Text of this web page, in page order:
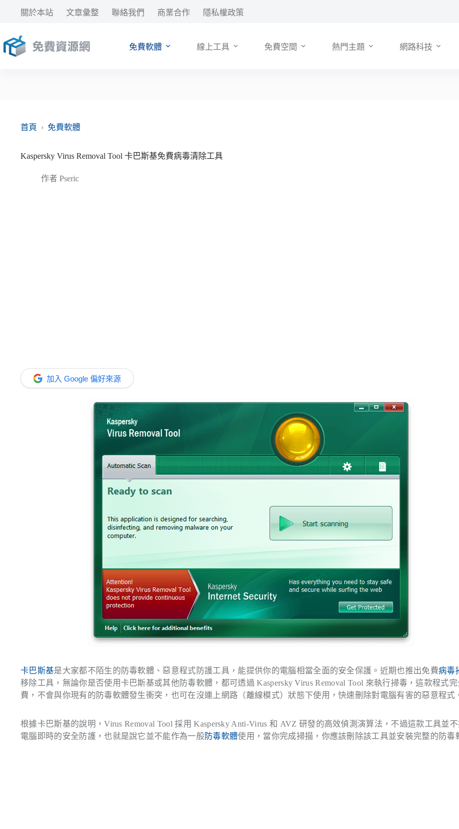
要
內
關於本站 文章彙整 聯絡我們 商業合作 隱私權政策
免費軟體 線上工具 免費空間 熱門主題 網路科技
首頁 › 免費軟體
Kaspersky Virus Removal Tool 卡巴斯基免費病毒清除工具
作者 Pseric
加入 Google 偏好來源
卡巴斯基是大家都不陌生的防毒軟體、惡意程式防護工具，能提供你的電腦相當全面的安全保護。近期也推出免費病毒
移除工具，無論你是否使用卡巴斯基或其他防毒軟體，都可透過 Kaspersky Virus Removal Tool 來執行掃毒，這款程式
費，不會與你現有的防毒軟體發生衝突，也可在沒連上網路（離線模式）狀態下使用，快速刪除對電腦有害的惡意程式
根據卡巴斯基的說明，Virus Removal Tool 採用 Kaspersky Anti-Virus 和 AVZ 研發的高效偵測演算法，不過這款工具並
電腦即時的安全防護，也就是說它並不能作為一般防毒軟體使用，當你完成掃描，你應該刪除該工具並安裝完整的防毒